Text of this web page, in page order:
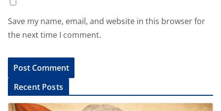
Save my name, email, and website in this browser for
the next time I comment.
l
Recent Posts